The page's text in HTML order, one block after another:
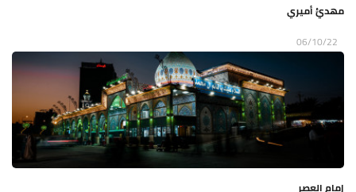
مهديُّ أميري
06/10/22
إمام العصر